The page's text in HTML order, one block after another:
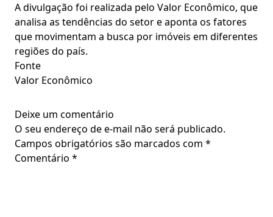
A divulgação foi realizada pelo Valor Econômico, que
analisa as tendências do setor e aponta os fatores
que movimentam a busca por imóveis em diferentes
regiões do país.
Fonte
Valor Econômico
Deixe um comentário
O seu endereço de e-mail não será publicado.
Campos obrigatórios são marcados com *
Comentário *